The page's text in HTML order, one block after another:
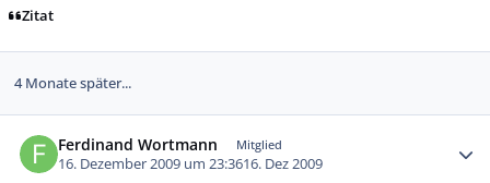
Zitat
4 Monate später...
Ferdinand Wortmann Mitglied
16. Dezember 2009 um 23:3616. Dez 2009